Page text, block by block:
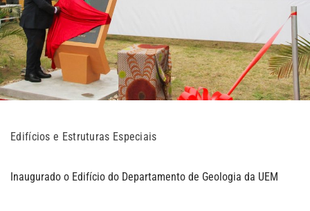
Edifícios e Estruturas Especiais
Inaugurado o Edifício do Departamento de Geologia da UEM